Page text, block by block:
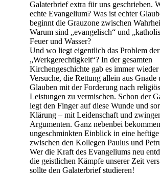
Galaterbrief extra für uns geschrieben.
echte Evangelium? Was ist echter
beginnt die Grauzone zwischen
Warum sind „evangelisch“ und
Feuer und Wasser?
Und wo liegt eigentlich das Problem der
„Werkgerechtigkeit“? In der gesamten
Kirchengeschichte gab es immer wieder
Versuche, die Rettung allein aus Gnade
Glauben mit der Forderung nach
Leistungen zu vermischen. Schon der
legt den Finger auf diese Wunde und
Klärung – mit Leidenschaft und
Argumenten. Ganz nebenbei
ungeschminkten Einblick in eine
zwischen den Kollegen Paulus und
Wer die Kraft des Evangeliums neu
die geistlichen Kämpfe unserer Zeit
sollte den Galaterbrief studieren!